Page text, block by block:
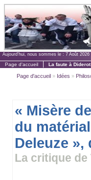
Aujourd'hui, nous sommes le : 7 Août 2026
Page d'accueil La faute à Diderot
Page d'accueil » Idées »
« Misère
du
Deleuze »,
La critique de